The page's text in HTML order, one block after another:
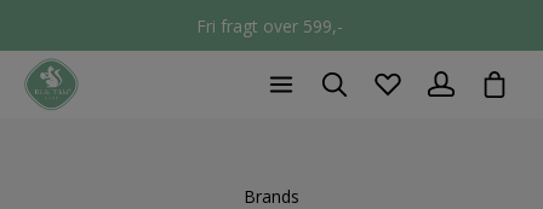
Fri fragt over 599,-
Brands